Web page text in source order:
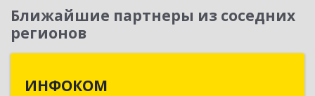
Ближайшие партнеры из соседних
регионов
ИНФОКОМ